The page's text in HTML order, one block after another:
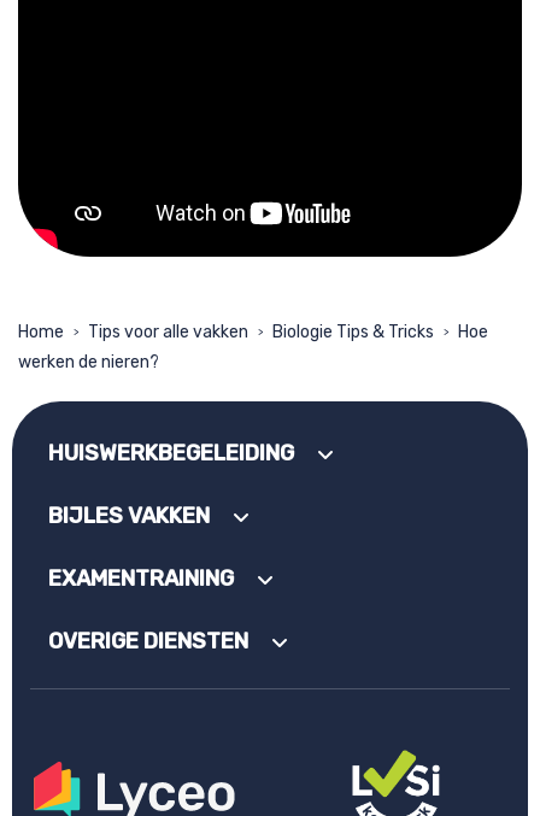
Home > Tips voor alle vakken > Biologie Tips & Tricks >
Hoe
werken de nieren?
HUISWERKBEGELEIDING
BIJLES VAKKEN
EXAMENTRAINING
OVERIGE DIENSTEN